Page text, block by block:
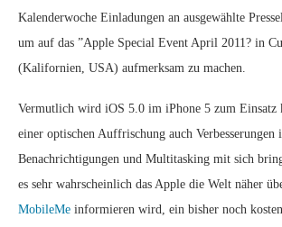
Kalenderwoche Einladungen an ausgewählte
um auf das ”Apple Special Event April 2011? in
(Kalifornien, USA) aufmerksam zu machen.
Vermutlich wird iOS 5.0 im iPhone 5 zum Einsatz
einer optischen Auffrischung auch Verbesserungen
Benachrichtigungen und Multitasking mit sich
es sehr wahrscheinlich das Apple die Welt näher
MobileMe informieren wird, ein bisher noch